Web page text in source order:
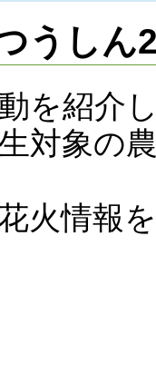
うし
を紹介
対象の
火情報